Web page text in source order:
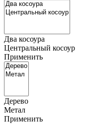
Два косоура
Центральный косоур
Применить
Дерево
Метал
Применить